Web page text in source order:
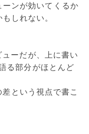
ンが効いてくるか
しれない。
ーだが、上に書い
る部分がほとんど
という視点で書こ